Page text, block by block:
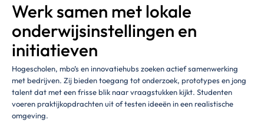
Werk samen met lokale
onderwijsinstellingen en
initiatieven
Hogescholen, mbo’s en innovatiehubs zoeken actief samenwerking
met bedrijven. Zij bieden toegang tot onderzoek, prototypes en jong
talent dat met een frisse blik naar vraagstukken kijkt. Studenten
voeren praktijkopdrachten uit of testen ideeën in een realistische
omgeving.